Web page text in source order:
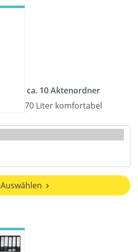
ca. 10 Aktenordner
70 Liter komfortabel
Auswählen